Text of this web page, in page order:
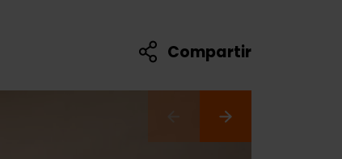
Compartir